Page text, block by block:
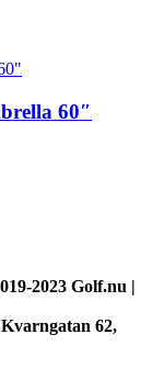
60″
2023 Golf.nu |
62,